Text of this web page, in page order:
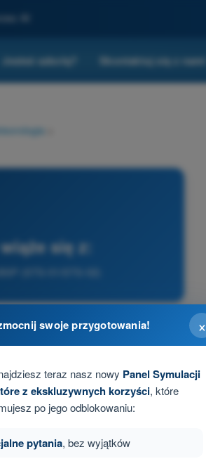
AI
Jesteś szkołą? Skontaktuj się z nami
się z:
(STS-01/STS-02)
×
swoje przygotowania!
teraz nasz nowy Panel Symulacji
z ekskluzywnych korzyści, które
po jego odblokowaniu:
pytania, bez wyjątków